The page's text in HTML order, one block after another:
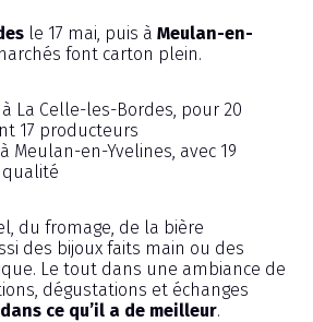
le 17 mai, puis à Meulan-en-
font carton plein.
La Celle-les-Bordes, pour 20
17 producteurs
Meulan-en-Yvelines, avec 19
du fromage, de la bière
des bijoux faits main ou des
Le tout dans une ambiance de
dégustations et échanges
ce qu’il a de meilleur.